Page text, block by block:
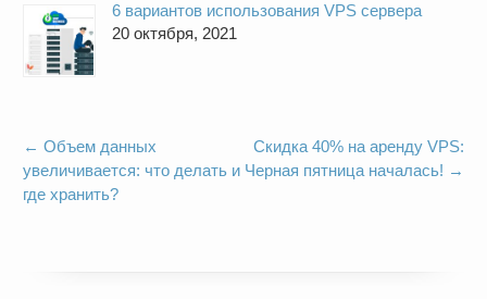
6 вариантов использования VPS сервера
20 октября, 2021
← Объем данных
увеличивается: что делать и
где хранить?
Скидка 40% на аренду VPS:
Черная пятница началась! →